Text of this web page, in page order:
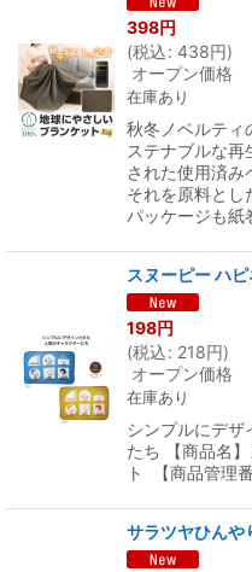
398円
(税込: 438円)
オープン価格
在庫あり
秋冬ノベルティ
ステナブルな再
された使用済み
それを原料とし
パッケージも
スヌーピー ハ
198円
(税込: 218円)
オープン価格
在庫あり
シンプルにデザ
たち 【商品名
ト 【商品管理
サラツヤひんや